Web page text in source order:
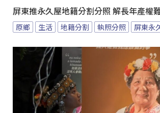
屏東推永久屋地籍分割分照 解長年產權
原鄉 生活 地籍分割 執照分照 屏東永